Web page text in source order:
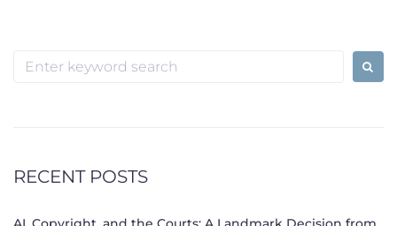
Search
RECENT POSTS